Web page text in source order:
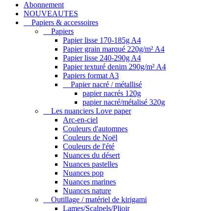
Abonnement
NOUVEAUTES
Papiers & accessoires
Papiers
Papier lisse 170-185g A4
Papier grain marqué 220g/m² A4
Papier lisse 240-290g A4
Papier texturé denim 290g/m² A4
Papiers format A3
Papier nacré / métallisé
papier nacrés 120g
papier nacré/métalisé 320g
Les nuanciers Love paper
Arc-en-ciel
Couleurs d'automnes
Couleurs de Noël
Couleurs de l'été
Nuances du désert
Nuances pastelles
Nuances pop
Nuances marines
Nuances nature
Outillage / matériel de kirigami
Lames/Scalpels/Plioir